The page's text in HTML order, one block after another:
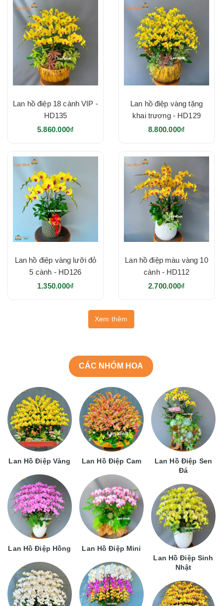
Lan hồ điệp 18 cành VIP -
HD135
5.860.000₫
Lan hồ điệp vàng tặng
khai trương - HD129
8.800.000₫
Lan hồ điệp vàng lưỡi đỏ
5 cành - HD126
1.350.000₫
Lan hồ điệp màu vàng 10
cành - HD112
2.700.000₫
Xem thêm
CÁC NHÓM HOA
Lan Hồ Điệp Vàng
Lan Hồ Điệp Hồng
Lan Hồ Điệp Cam
Lan Hồ Điệp Mini
Lan Hồ Điệp Sen
Đá
Lan Hồ Điệp Sinh
Nhật